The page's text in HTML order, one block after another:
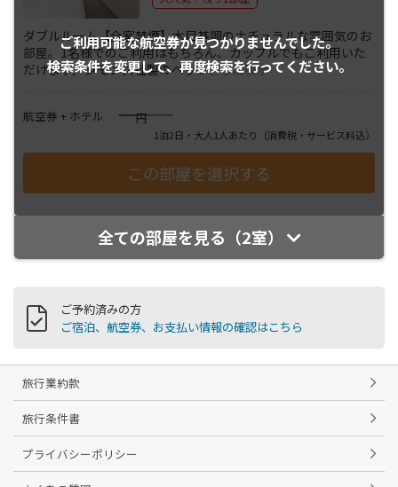
ご利用可能な航空券が見つかりませんでした。
検索条件を変更して、再度検索を行ってください。
ダブルルーム【全室禁煙】木目基調のナチュラルな雰囲気のお
部屋。1名様でのご利用はもちろん、カップルでもご利用いた
だけます。シモンズ社製のベッ...さらに表示
航空券 + ホテル ――――円
1泊2日・大人1人あたり （消費税・サービス料込）
全ての部屋を見る（2室）
ご予約済みの方
ご宿泊、航空券、お支払い情報の確認はこちら
旅行業約款
旅行条件書
プライバシーポリシー